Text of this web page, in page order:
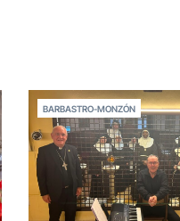
BARBASTRO-MONZÓN